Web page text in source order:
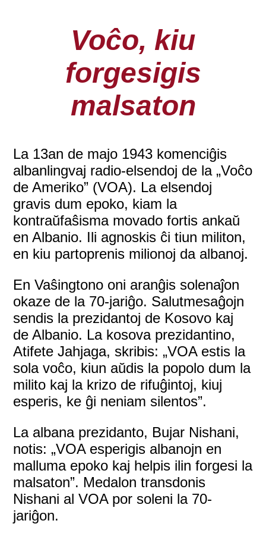
Voĉo, kiu
forgesigis
malsaton
La 13an de majo 1943 komenciĝis
albanlingvaj radio-elsendoj de la „Voĉo
de Ameriko” (VOA). La elsendoj
gravis dum epoko, kiam la
kontraŭfaŝisma movado fortis ankaŭ
en Albanio. Ili agnoskis ĉi tiun militon,
en kiu partoprenis milionoj da albanoj.
En Vaŝingtono oni aranĝis solenaĵon
okaze de la 70-jariĝo. Salutmesaĝojn
sendis la prezidantoj de Kosovo kaj
de Albanio. La kosova prezidantino,
Atifete Jahjaga, skribis: „VOA estis la
sola voĉo, kiun aŭdis la popolo dum la
milito kaj la krizo de rifuĝintoj, kiuj
esperis, ke ĝi neniam silentos”.
La albana prezidanto, Bujar Nishani,
notis: „VOA esperigis albanojn en
malluma epoko kaj helpis ilin forgesi la
malsaton”. Medalon transdonis
Nishani al VOA por soleni la 70-
jariĝon.